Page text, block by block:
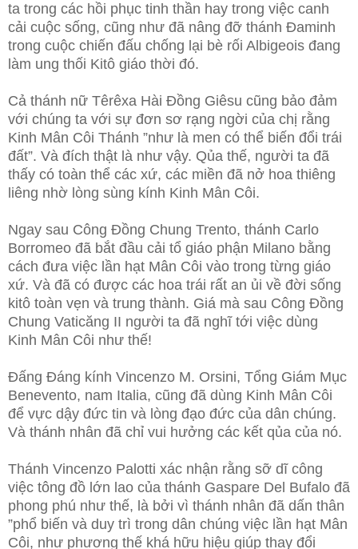
ta trong các hồi phục tinh thần hay trong việc canh
cải cuộc sống, cũng như đã nâng đỡ thánh Đaminh
trong cuộc chiến đấu chống lại bè rối Albigeois đang
làm ung thối Kitô giáo thời đó.
Cả thánh nữ Têrêxa Hài Đồng Giêsu cũng bảo đảm
với chúng ta với sự đơn sơ rạng ngời của chị rằng
Kinh Mân Côi Thánh ”như là men có thể biến đổi trái
đất”. Và đích thật là như vậy. Qủa thế, người ta đã
thấy có toàn thể các xứ, các miền đã nở hoa thiêng
liêng nhờ lòng sùng kính Kinh Mân Côi.
Ngay sau Công Đồng Chung Trento, thánh Carlo
Borromeo đã bắt đầu cải tổ giáo phận Milano bằng
cách đưa việc lần hạt Mân Côi vào trong từng giáo
xứ. Và đã có được các hoa trái rất an ủi về đời sống
kitô toàn vẹn và trung thành. Giá mà sau Công Đồng
Chung Vaticăng II người ta đã nghĩ tới việc dùng
Kinh Mân Côi như thế!
Đấng Đáng kính Vincenzo M. Orsini, Tổng Giám Mục
Benevento, nam Italia, cũng đã dùng Kinh Mân Côi
để vực dậy đức tin và lòng đạo đức của dân chúng.
Và thánh nhân đã chỉ vui hưởng các kết qủa của nó.
Thánh Vincenzo Palotti xác nhận rằng sỡ dĩ công
việc tông đồ lớn lao của thánh Gaspare Del Bufalo đã
phong phú như thế, là bởi vì thánh nhân đã dấn thân
”phổ biến và duy trì trong dân chúng việc lần hạt Mân
Côi, như phương thế khá hữu hiệu giúp thay đổi